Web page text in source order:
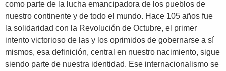
como parte de la lucha emancipadora de los pueblos de
nuestro continente y de todo el mundo. Hace 105 años fue
la solidaridad con la Revolución de Octubre, el primer
intento victorioso de las y los oprimidos de gobernarse a sí
mismos, esa definición, central en nuestro nacimiento, sigue
siendo parte de nuestra identidad. Ese internacionalismo se